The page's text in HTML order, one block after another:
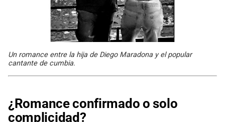
Un romance entre la hija de Diego Maradona y el popular
cantante de cumbia.
¿Romance confirmado o solo
complicidad?